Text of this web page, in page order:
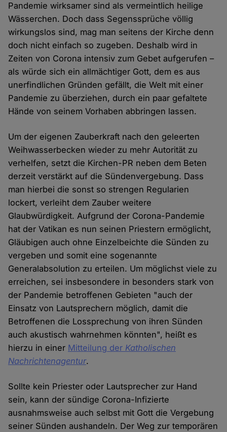
Pandemie wirksamer sind als vermeintlich heilige
Wässerchen. Doch dass Segenssprüche völlig
wirkungslos sind, mag man seitens der Kirche denn
doch nicht einfach so zugeben. Deshalb wird in
Zeiten von Corona intensiv zum Gebet aufgerufen –
als würde sich ein allmächtiger Gott, dem es aus
unerfindlichen Gründen gefällt, die Welt mit einer
Pandemie zu überziehen, durch ein paar gefaltete
Hände von seinem Vorhaben abbringen lassen.
Um der eigenen Zauberkraft nach den geleerten
Weihwasserbecken wieder zu mehr Autorität zu
verhelfen, setzt die Kirchen-PR neben dem Beten
derzeit verstärkt auf die Sündenvergebung. Dass
man hierbei die sonst so strengen Regularien
lockert, verleiht dem Zauber weitere
Glaubwürdigkeit. Aufgrund der Corona-Pandemie
hat der Vatikan es nun seinen Priestern ermöglicht,
Gläubigen auch ohne Einzelbeichte die Sünden zu
vergeben und somit eine sogenannte
Generalabsolution zu erteilen. Um möglichst viele zu
erreichen, sei insbesondere in besonders stark von
der Pandemie betroffenen Gebieten "auch der
Einsatz von Lautsprechern möglich, damit die
Betroffenen die Lossprechung von ihren Sünden
auch akustisch wahrnehmen könnten", heißt es
hierzu in einer Mitteilung der Katholischen
Nachrichtenagentur.
Sollte kein Priester oder Lautsprecher zur Hand
sein, kann der sündige Corona-Infizierte
ausnahmsweise auch selbst mit Gott die Vergebung
seiner Sünden aushandeln. Der Weg zur temporären